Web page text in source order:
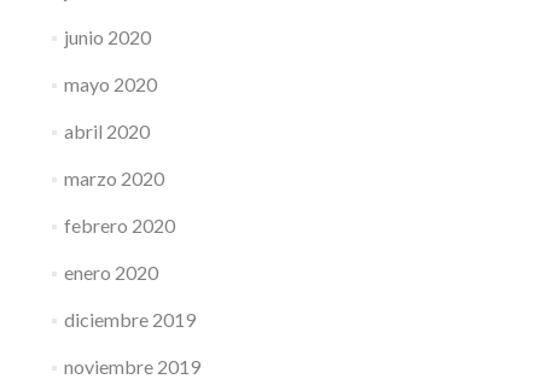
junio 2020
mayo 2020
abril 2020
marzo 2020
febrero 2020
enero 2020
diciembre 2019
noviembre 2019